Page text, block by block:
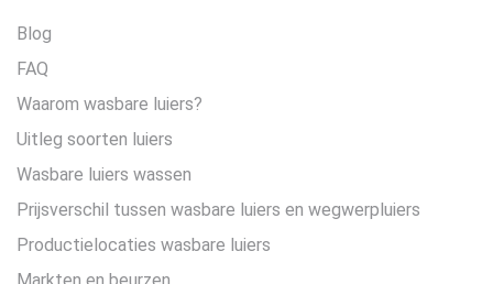
Blog
FAQ
Waarom wasbare luiers?
Uitleg soorten luiers
Wasbare luiers wassen
Prijsverschil tussen wasbare luiers en wegwerpluiers
Productielocaties wasbare luiers
Markten en beurzen